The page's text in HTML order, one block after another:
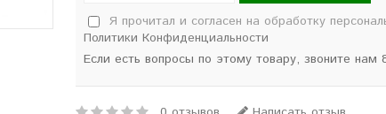
Я прочитал и согласен на обработку
Политики Конфиденциальности
Если есть вопросы по этому товару, звоните нам